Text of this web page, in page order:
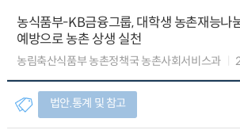
농식품부-KB금융그룹, 대학생 농촌재능나
예방으로 농촌 상생 실천
농림축산식품부 농촌정책국 농촌사회서비스과
법안.통계 및 참고